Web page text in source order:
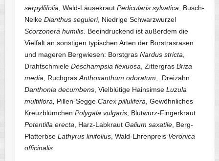
serpyllifolia , Wald-LäusekrautPedicularis sylvatica , Busch-
NelkeDianthus seguieri, Niedrige Schwarzwurzel
Scorzonera humilis. Beeindruckend ist außerdem die
Vielfalt an sonstigen typischen Arten der Borstrasrasen
und mageren Bergwiesen: BorstgrasNardus stricta
DrahtschmieleDeschampsia flexuosa , ZittergrasBriza
media , RuchgrasAnthoxanthum odoratum , Dreizahn
Danthonia decumbens , Vielblütige HainsimseLuzula
multiflora, Pillen-SeggeCarex pillulifera , Gewöhnliches
KreuzblümchenPolygala vulgaris , Blutwurz-Fingerkraut
Potentilla erecta , Harz-LabkrautGalium saxatile , Berg-
PlatterbseLathyrus linifolius , Wald-Ehrenpreis Veronica
officinalis